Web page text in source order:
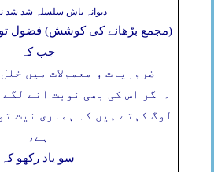
دیوانہ باش سلسلہ شد شد
(مجمع بڑھانے کی کوشش) فضول
جب کہ
ضروریات و معمولات میں
اگر اس کی بھی نوبت آنے ۔
لوگ کہتے ہیں کہ ہماری نیت
ہے،
سو یاد رکھو کہ